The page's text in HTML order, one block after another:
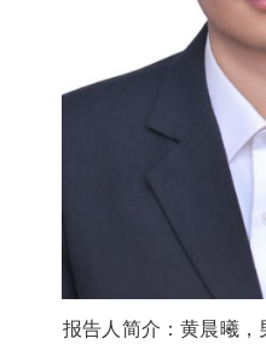
报告人简介：黄晨曦